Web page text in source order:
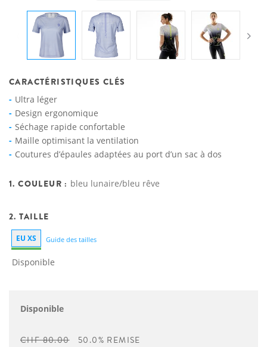
CARACTÉRISTIQUES CLÉS
Ultra léger
Design ergonomique
Séchage rapide confortable
Maille optimisant la ventilation
Coutures d’épaules adaptées au port d’un sac à dos
1. COULEUR : bleu lunaire/bleu rêve
2. TAILLE
EU XS Guide des tailles
Disponible
Disponible
CHF 80.00 50.0% REMISE